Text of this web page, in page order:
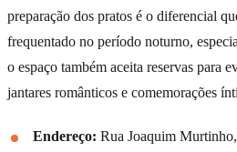
preparação dos pratos é o diferencial
frequentado no período noturno,
o espaço também aceita reservas para
jantares românticos e comemorações
Endereço: Rua Joaquim